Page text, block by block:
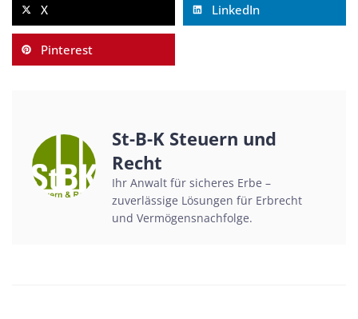
X LinkedIn
Pinterest
St-B-K Steuern und
Recht
Ihr Anwalt für sicheres Erbe –
zuverlässige Lösungen für Erbrecht
und Vermögensnachfolge.